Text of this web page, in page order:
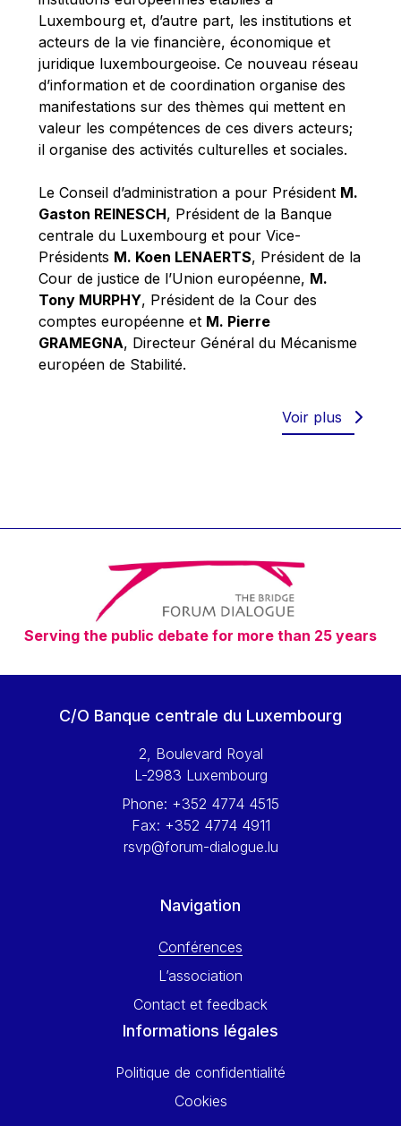
Michel Goedert
Mireille Delmas-Marty
Nobuo Tanaka
Otmar Issing
Paolo Mengozzi
Paschal Donohoe
Pat Cox
Patrizia Nanz
Philippe Maystadt
Pierre Gramegna
Richard Pelly
Robert Goebbels
Robert REYNDERS
Timothy Radcliffe
Vaclav Klaus
Vassilios Skouris
Vítor Manuel da Silva Caldeira
Viviane Reding
Walter Hagg
Wolfgang Ketterle
Yossi Beillin
Yves FRANCHET
Luxembourg et, d’autre part, les institutions et
acteurs de la vie financière, économique et
juridique luxembourgeoise. Ce nouveau réseau
d’information et de coordination organise des
manifestations sur des thèmes qui mettent en
valeur les compétences de ces divers acteurs;
il organise des activités culturelles et sociales.
Le Conseil d’administration a pour Président M.
Gaston REINESCH, Président de la Banque
centrale du Luxembourg et pour Vice-
Présidents M. Koen LENAERTS, Président de la
Cour de justice de l’Union européenne, M.
Tony MURPHY, Président de la Cour des
comptes européenne et M. Pierre
GRAMEGNA, Directeur Général du Mécanisme
européen de Stabilité.
Voir plus
Serving the public debate for more than 25 years
C/O Banque centrale du Luxembourg
2, Boulevard Royal
L-2983 Luxembourg
Phone: +352 4774 4515
Fax: +352 4774 4911
rsvp@forum-dialogue.lu
Navigation
Conférences
L’association
Contact et feedback
Informations légales
Politique de confidentialité
Cookies